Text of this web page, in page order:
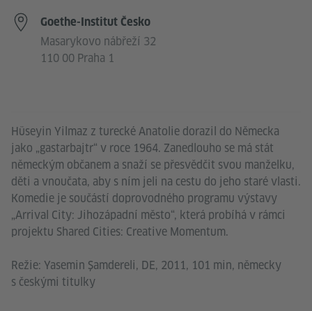
Hüseyin Yilmaz z turecké Anatolie dorazil do Německa
jako „gastarbajtr“ v roce 1964. Zanedlouho se má stát
německým občanem a snaží se přesvědčit svou manželku,
děti a vnoučata, aby s ním jeli na cestu do jeho staré vlasti.
Komedie je součástí doprovodného programu výstavy
„Arrival City: Jihozápadní město“, která probíhá v rámci
projektu Shared Cities: Creative Momentum.
Režie: Yasemin Şamdereli, DE, 2011, 101 min, německy
s českými titulky
Goethe-Institut Česko
Masarykovo nábřeží 32
110 00 Praha 1